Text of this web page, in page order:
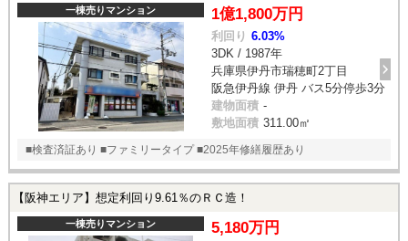
一棟売りマンション 1億1,800万円
利回り 6.03%
3DK / 1987年
兵庫県伊丹市瑞穂町2丁目
阪急伊丹線 伊丹 バス5分停歩3分
建物面積 -
敷地面積 311.00㎡
■検査済証あり ■ファミリータイプ ■2025年修繕履歴あり
【阪神エリア】想定利回り9.61％のＲＣ造！
一棟売りマンション 5,180万円